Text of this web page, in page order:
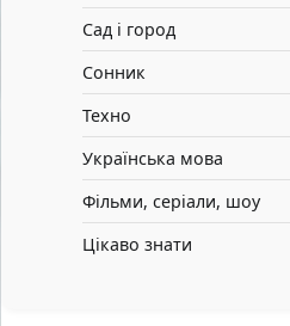
Сад і город
Сонник
Техно
Українська мова
Фільми, серіали, шоу
Цікаво знати